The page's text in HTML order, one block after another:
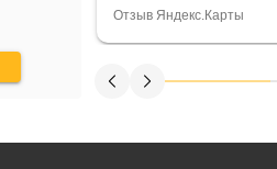
Считаю, что это
Отзыв Яндекс.Карты